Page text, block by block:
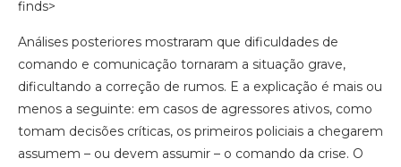
finds>
Análises posteriores mostraram que dificuldades de
comando e comunicação tornaram a situação grave,
dificultando a correção de rumos. E a explicação é mais ou
menos a seguinte: em casos de agressores ativos, como
tomam decisões críticas, os primeiros policiais a chegarem
assumem – ou devem assumir – o comando da crise. O